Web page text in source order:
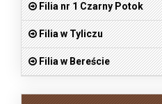
Filia nr 1 Czarny Potok
Filia w Tyliczu
Filia w Bereście